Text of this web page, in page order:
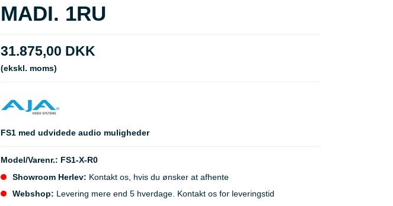
MADI. 1RU
31.875,00 DKK
(ekskl. moms)
FS1 med udvidede audio muligheder
Model/Varenr.: FS1-X-R0
Showroom Herlev: Kontakt os, hvis du ønsker at afhente
Webshop: Levering mere end 5 hverdage. Kontakt os for leveringstid